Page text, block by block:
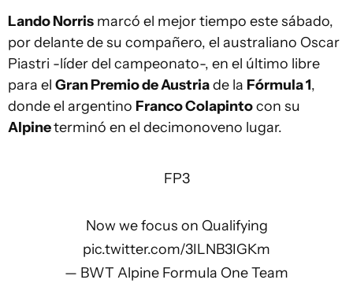
Lando Norris marcó el mejor tiempo este sábado,
por delante de su compañero, el australiano Oscar
Piastri -líder del campeonato-, en el último libre
para el Gran Premio de Austriade la Fórmula 1,
donde el argentino Franco Colapintocon su
Alpineterminó en el decimonoveno lugar.
FP3
Now we focus on Qualifying
pic.twitter.com/3ILNB3IGKm
— BWT Alpine Formula One Team